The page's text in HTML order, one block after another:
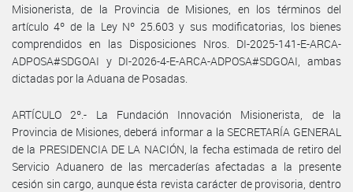
Misionerista, de la Provincia de Misiones, en los términos del
artículo 4º de la Ley Nº 25.603 y sus modificatorias, los bienes
comprendidos en las Disposiciones Nros. DI-2025-141-E-ARCA-
ADPOSA#SDGOAI y DI-2026-4-E-ARCA-ADPOSA#SDGOAI, ambas
dictadas por la Aduana de Posadas.
ARTÍCULO 2º.- La Fundación Innovación Misionerista, de la
Provincia de Misiones, deberá informar a la SECRETARÍA GENERAL
de la PRESIDENCIA DE LA NACIÓN, la fecha estimada de retiro del
Servicio Aduanero de las mercaderías afectadas a la presente
cesión sin cargo, aunque ésta revista carácter de provisoria, dentro